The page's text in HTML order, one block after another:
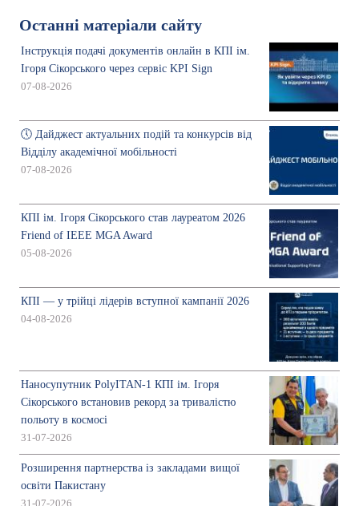
Останні матеріали сайту
Інструкція подачі документів онлайн в КПІ ім.
Ігоря Сікорського через сервіс KPI Sign
07-08-2026
🕔 Дайджест актуальних подій та конкурсів від
Відділу академічної мобільності
07-08-2026
КПІ ім. Ігоря Сікорського став лауреатом 2026
Friend of IEEE MGA Award
05-08-2026
КПІ — у трійці лідерів вступної кампанії 2026
04-08-2026
Наносупутник PolyITAN-1 КПІ ім. Ігоря
Сікорського встановив рекорд за тривалістю
польоту в космосі
31-07-2026
Розширення партнерства із закладами вищої
освіти Пакистану
31-07-2026